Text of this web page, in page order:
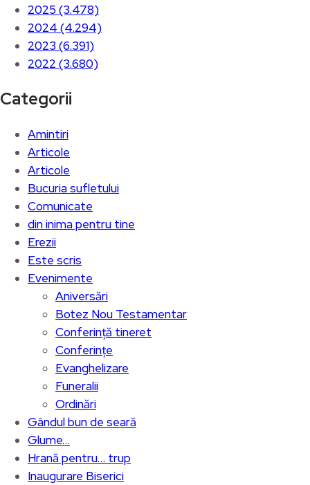
2025 (3.478)
2024 (4.294)
2023 (6.391)
2022 (3.680)
Categorii
Amintiri
Articole
Articole
Bucuria sufletului
Comunicate
din inima pentru tine
Erezii
Este scris
Evenimente
Aniversări
Botez Nou Testamentar
Conferință tineret
Conferințe
Evanghelizare
Funeralii
Ordinări
Gândul bun de seară
Glume…
Hrană pentru… trup
Inaugurare Biserici